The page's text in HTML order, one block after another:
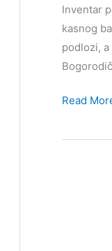
Inventar
kasnog
podlozi,
Kulturna
općine
Read